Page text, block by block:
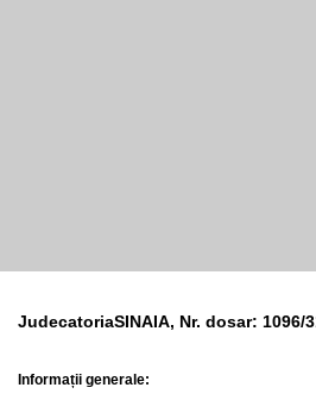
JudecatoriaSINAIA, Nr. dosar: 1096/
Informații generale: